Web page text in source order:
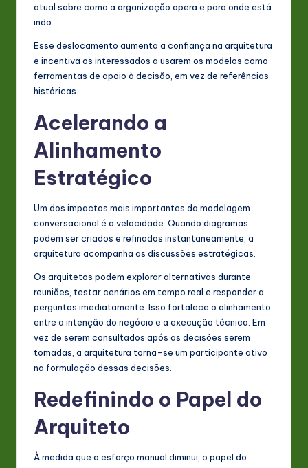
atual sobre como a organização opera e para onde está
indo.
Esse deslocamento aumenta a confiança na arquitetura
e incentiva os interessados a usarem os modelos como
ferramentas de apoio à decisão, em vez de referências
históricas.
Acelerando a
Alinhamento
Estratégico
Um dos impactos mais importantes da modelagem
conversacional é a velocidade. Quando diagramas
podem ser criados e refinados instantaneamente, a
arquitetura acompanha as discussões estratégicas.
Os arquitetos podem explorar alternativas durante
reuniões, testar cenários em tempo real e responder a
perguntas imediatamente. Isso fortalece o alinhamento
entre a intenção do negócio e a execução técnica. Em
vez de serem consultados após as decisões serem
tomadas, a arquitetura torna-se um participante ativo
na formulação dessas decisões.
Redefinindo o Papel do
Arquiteto
À medida que o esforço manual diminui, o papel do